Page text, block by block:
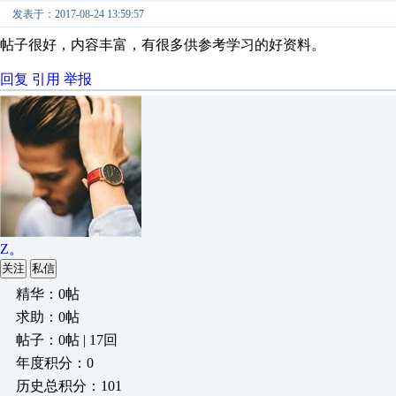
发表于：2017-08-24 13:59:57
帖子很好，内容丰富，有很多供参考学习的好资料。
回复 引用 举报
Z。
关注 私信
精华：0帖
求助：0帖
帖子：0帖 | 17回
年度积分：0
历史总积分：101